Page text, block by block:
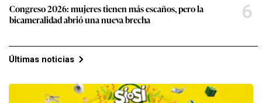
Congreso 2026: mujeres tienen más escaños, pero la
bicameralidad abrió una nueva brecha
6
Últimas noticias